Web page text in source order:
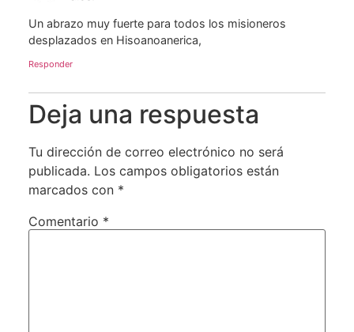
Un abrazo muy fuerte para todos los misioneros
desplazados en Hisoanoanerica,
Responder
Deja una respuesta
Tu dirección de correo electrónico no será
publicada. Los campos obligatorios están
marcados con *
Comentario *